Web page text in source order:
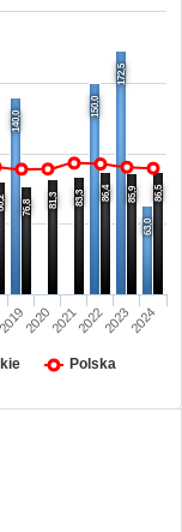
140,0
150,0
172,5
63,0
76,8 81,3 83,3 86,4 85,9 86,5
20202021202220232024
Polska